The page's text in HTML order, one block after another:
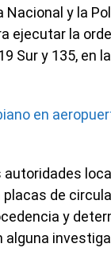
y la
ejecutar la
Sur y 135, en
en
autoridades
de
y